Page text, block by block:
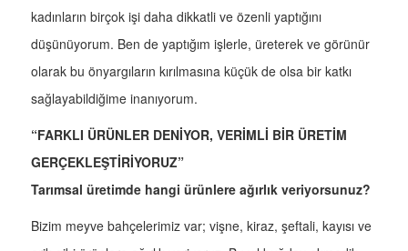
kadınların birçok işi daha dikkatli ve özenli yaptığını
düşünüyorum. Ben de yaptığım işlerle, üreterek ve görünür
olarak bu önyargıların kırılmasına küçük de olsa bir katkı
sağlayabildiğime inanıyorum.
“FARKLI ÜRÜNLER DENİYOR, VERİMLİ BİR ÜRETİM
GERÇEKLEŞTİRİYORUZ”
Tarımsal üretimde hangi ürünlere ağırlık veriyorsunuz?
Bizim meyve bahçelerimiz var; vişne, kiraz, şeftali, kayısı ve